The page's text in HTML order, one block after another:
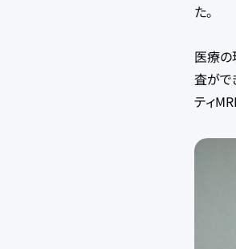
た。
医療の
査がで
ティ